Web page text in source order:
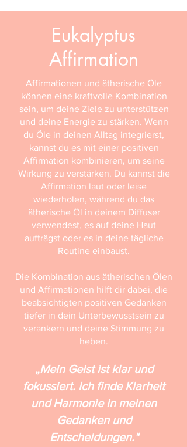
Eukalyptus
Affirmation
Affirmationen und ätherische Öle
können eine kraftvolle Kombination
sein, um deine Ziele zu unterstützen
und deine Energie zu stärken. Wenn
du Öle in deinen Alltag integrierst,
kannst du es mit einer positiven
Affirmation kombinieren, um seine
Wirkung zu verstärken. Du kannst die
Affirmation laut oder leise
wiederholen, während du das
ätherische Öl in deinem Diffuser
verwendest, es auf deine Haut
aufträgst oder es in deine tägliche
Routine einbaust.
Die Kombination aus ätherischen Ölen
und Affirmationen hilft dir dabei, die
beabsichtigten positiven Gedanken
tiefer in dein Unterbewusstsein zu
verankern und deine Stimmung zu
heben.
„Mein Geist ist klar und
fokussiert. Ich finde Klarheit
und Harmonie in meinen
Gedanken und
Entscheidungen."